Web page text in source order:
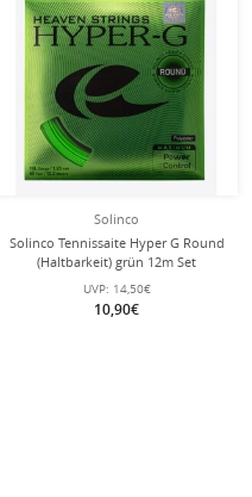
Solinco
Solinco Tennissaite Hyper G Round
(Haltbarkeit) grün 12m Set
UVP: 14,50€
10,90€